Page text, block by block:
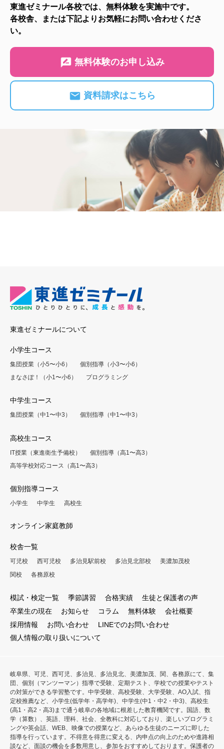
東進ゼミナール各校では、無料体験を実施中です。
各校舎、または下記よりお気軽にお問い合わせくださ
い。
無料体験のお申し込み
資料請求はこちら
東進ゼミナールについて
小学生コース
集団授業（小5〜小6）
個別指導（小3〜小6）
まなさぽ！（小1〜小6）
プログラミング
中学生コース
集団授業（中1〜中3） 個別指導（中1〜中3）
高校生コース
IT授業（東進衛生予備校）
個別指導（高1〜高3）
高等学校対応コース（高1〜高3）
個別指導コース
小学生 中学生 高校生
オンライン家庭教師
校舎一覧
可児校 西可児校 多治見駅前校 多治見北部校
美濃加茂校
関校
各務原校
模試・検定一覧 季節講習 合格実績
生徒と保護者の声
卒業生の現在
お知らせ コラム 無料体験
会社概要
採用情報
お問い合わせ
LINEでのお問い合わせ
個人情報の取り扱いについて
岐阜県、可児、西可児、多治見、多治見北、美濃加茂、関、各務原にて、集
団、個別（マンツーマン）指導で受験、定期テスト、学校での授業やテスト
の対策ができる学習塾です。中学受験、高校受験、大学受験、AO入試、指
定校推薦など、小学生(低学年・高学年)、中学生(中1・中2・中3)、高校生
(高1・高2・高3)まで通う岐阜の各地域に根差した教育機関です。国語、数
学（算数）、英語、理科、社会、全教科に対応しており、楽しいプログラミ
ングや英会話、WEB、映像での授業など、あらゆる生徒のニーズに即した
指導を行っています。不得意を得意に変える、内申点の向上のためや進路相
談など、面談の機会を多数用意し、参加をおすすめしております。保護者の